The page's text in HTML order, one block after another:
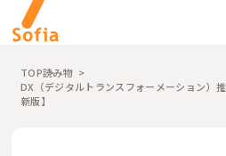
TOP読み物
DX（デジタルトランスフォーメーション）
新版】